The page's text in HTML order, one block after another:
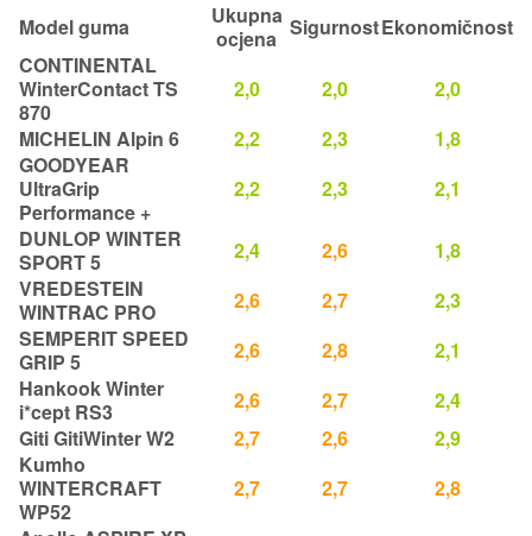
Model guma
Ukupna
ocjena SigurnostEkonomičnost
CONTINENTAL
WinterContact TS
870
2,0 2,0
2,0
MICHELIN Alpin 6
2,2 2,3
1,8
GOODYEAR
UltraGrip
Performance +
2,2 2,3
2,1
DUNLOP WINTER
SPORT 5
2,4 2,6
1,8
VREDESTEIN
WINTRAC PRO
2,6 2,7
2,3
SEMPERIT SPEED
GRIP 5
2,6 2,8
2,1
Hankook Winter
i*cept RS3
2,6 2,7
2,4
Giti GitiWinter W2
2,7 2,6
2,9
Kumho
WINTERCRAFT
WP52
2,7 2,7
2,8